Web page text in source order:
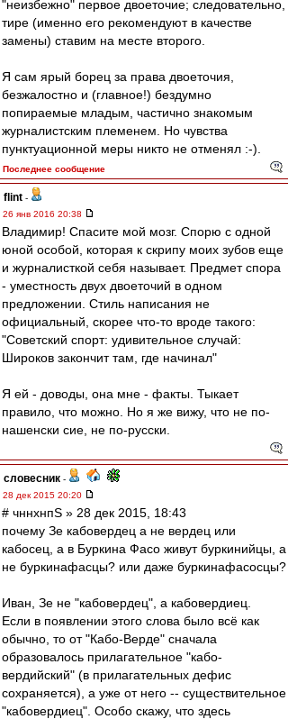
"неизбежно" первое двоеточие; следовательно,
тире (именно его рекомендуют в качестве
замены) ставим на месте второго.
Я сам ярый борец за права двоеточия,
безжалостно и (главное!) бездумно
попираемые младым, частично знакомым
журналистским племенем. Но чувства
пунктуационной меры никто не отменял :-).
Последнее сообщение
flint -
26 янв 2016 20:38
Владимир! Спасите мой мозг. Спорю с одной
юной особой, которая к скрипу моих зубов еще
и журналисткой себя называет. Предмет спора
- уместность двух двоеточий в одном
предложении. Стиль написания не
официальный, скорее что-то вроде такого:
"Советский спорт: удивительное случай:
Широков закончит там, где начинал"
Я ей - доводы, она мне - факты. Тыкает
правило, что можно. Но я же вижу, что не по-
нашенски сие, не по-русски.
словесник -
28 дек 2015 20:20
# чннхнпS » 28 дек 2015, 18:43
почему Зе кабовердец а не вердец или
кабосец, а в Буркина Фасо живут буркинийцы, а
не буркинафасцы? или даже буркинафасосцы?
Иван, Зе не "кабовердец", а кабовердиец.
Если в появлении этого слова было всё как
обычно, то от "Кабо-Верде" сначала
образовалось прилагательное "кабо-
вердийский" (в прилагательных дефис
сохраняется), а уже от него -- существительное
"кабовердиец". Особо скажу, что здесь